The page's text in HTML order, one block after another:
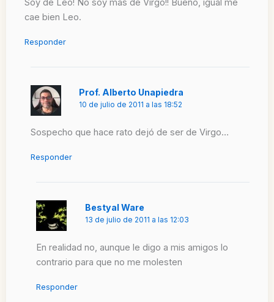
Soy de Leo! No soy mas de Virgo!! Bueno, igual me
cae bien Leo.
Responder
Prof. Alberto Unapiedra
10 de julio de 2011 a las 18:52
Sospecho que hace rato dejó de ser de Virgo…
Responder
Bestyal Ware
13 de julio de 2011 a las 12:03
En realidad no, aunque le digo a mis amigos lo
contrario para que no me molesten
Responder